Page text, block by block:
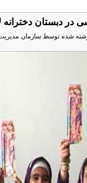
دبستان دخترانه
شده توسط سازمان